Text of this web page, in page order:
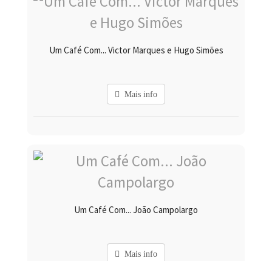
Um Café Com... Victor Marques e Hugo Simões
Mais info
Um Café Com... João Campolargo
Mais info